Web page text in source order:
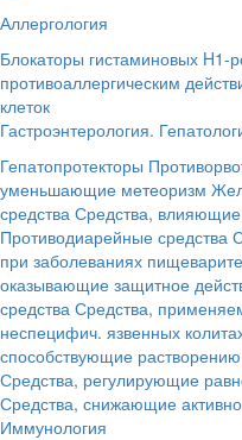
Аллергология
Блокаторы гистаминовых H1-
противоаллергическим
клеток
Гастроэнтерология.
Гепатопротекторы
уменьшающие метеоризм
средства Средства,
Противодиарейные средства
при заболеваниях
оказывающие защитное
средства Средства,
неспецифич. язвенных
способствующие
Средства, регулирующие
Средства, снижающие
Иммунология